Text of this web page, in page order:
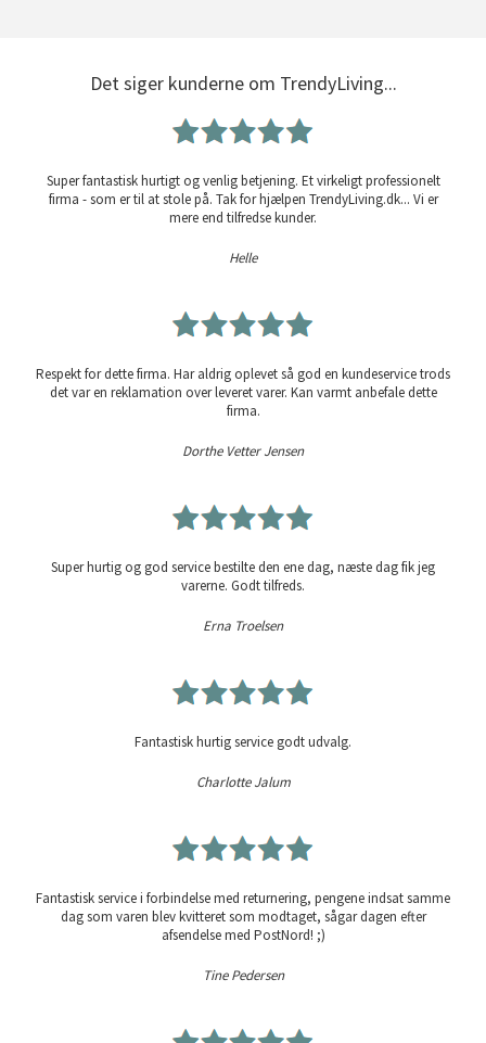
Det siger kunderne om TrendyLiving...
Super fantastisk hurtigt og venlig betjening. Et virkeligt professionelt
firma - som er til at stole på. Tak for hjælpen TrendyLiving.dk... Vi er
mere end tilfredse kunder.
Helle
Respekt for dette firma. Har aldrig oplevet så god en kundeservice trods
det var en reklamation over leveret varer. Kan varmt anbefale dette
firma.
Dorthe Vetter Jensen
Super hurtig og god service bestilte den ene dag, næste dag fik jeg
varerne. Godt tilfreds.
Erna Troelsen
Fantastisk hurtig service godt udvalg.
Charlotte Jalum
Fantastisk service i forbindelse med returnering, pengene indsat samme
dag som varen blev kvitteret som modtaget, sågar dagen efter
afsendelse med PostNord! ;)
Tine Pedersen